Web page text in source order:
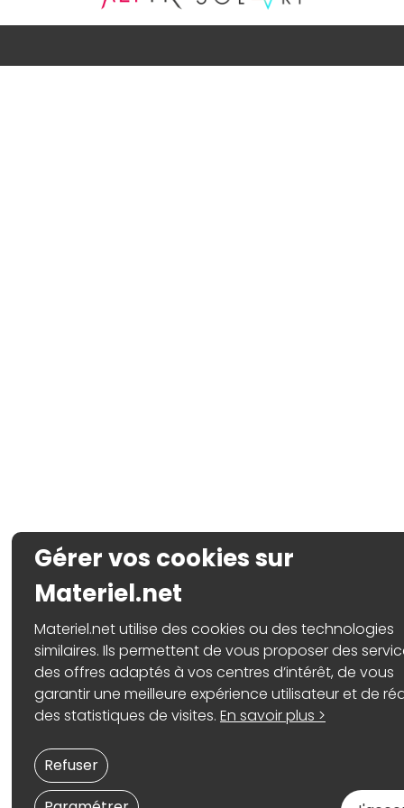
Gérer vos cookies sur
Materiel.net
Materiel.net utilise des cookies ou des technologies
similaires. Ils permettent de vous proposer des
des offres adaptés à vos centres d’intérêt, de vous
garantir une meilleure expérience utilisateur et de
des statistiques de visites.En savoir plus >
Refuser